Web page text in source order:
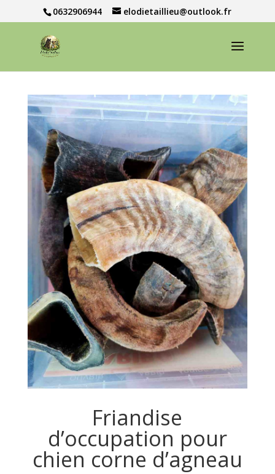
0632906944 elodietaillieu@outlook.fr
Friandise
d’occupation pour
chien corne d’agneau